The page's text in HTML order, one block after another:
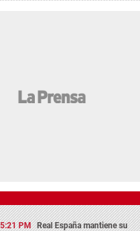
PM Real España mantiene su